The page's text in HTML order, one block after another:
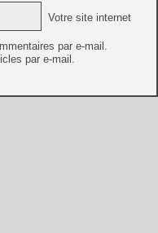
Votre site internet
par e-mail.
par e-mail.